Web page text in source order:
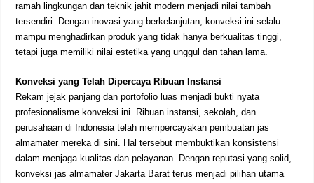
ramah lingkungan dan teknik jahit modern menjadi nilai tambah
tersendiri. Dengan inovasi yang berkelanjutan, konveksi ini selalu
mampu menghadirkan produk yang tidak hanya berkualitas tinggi,
tetapi juga memiliki nilai estetika yang unggul dan tahan lama.
Konveksi yang Telah Dipercaya Ribuan Instansi
Rekam jejak panjang dan portofolio luas menjadi bukti nyata
profesionalisme konveksi ini. Ribuan instansi, sekolah, dan
perusahaan di Indonesia telah mempercayakan pembuatan jas
almamater mereka di sini. Hal tersebut membuktikan konsistensi
dalam menjaga kualitas dan pelayanan. Dengan reputasi yang solid,
konveksi jas almamater Jakarta Barat terus menjadi pilihan utama